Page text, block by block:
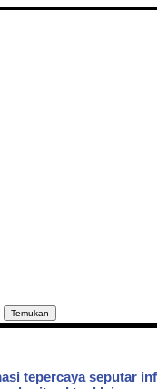
Temukan
tepercaya seputar